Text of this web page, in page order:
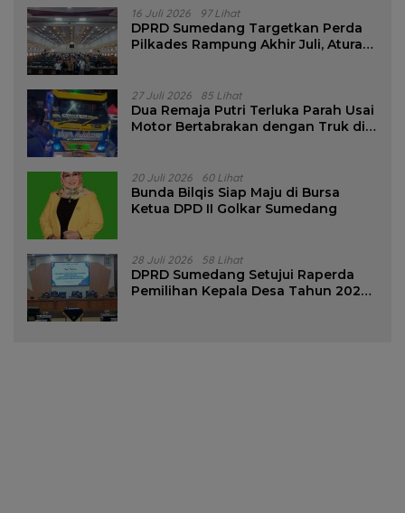
16 Juli 2026 97 Lihat
DPRD Sumedang Targetkan Perda
Pilkades Rampung Akhir Juli, Aturan
27 Juli 2026 85 Lihat
Dua Remaja Putri Terluka Parah Usai
Motor Bertabrakan dengan Truk di
20 Juli 2026 60 Lihat
Bunda Bilqis Siap Maju di Bursa
Ketua DPD II Golkar Sumedang
28 Juli 2026 58 Lihat
DPRD Sumedang Setujui Raperda
Pemilihan Kepala Desa Tahun 2026